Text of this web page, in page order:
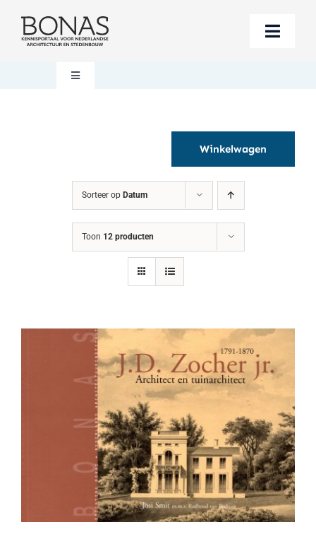
naar
Toggle
Berichten
Steun BONAS
Toggle
Winkelwagen
Sorteer op Datum
Toon 12 producten